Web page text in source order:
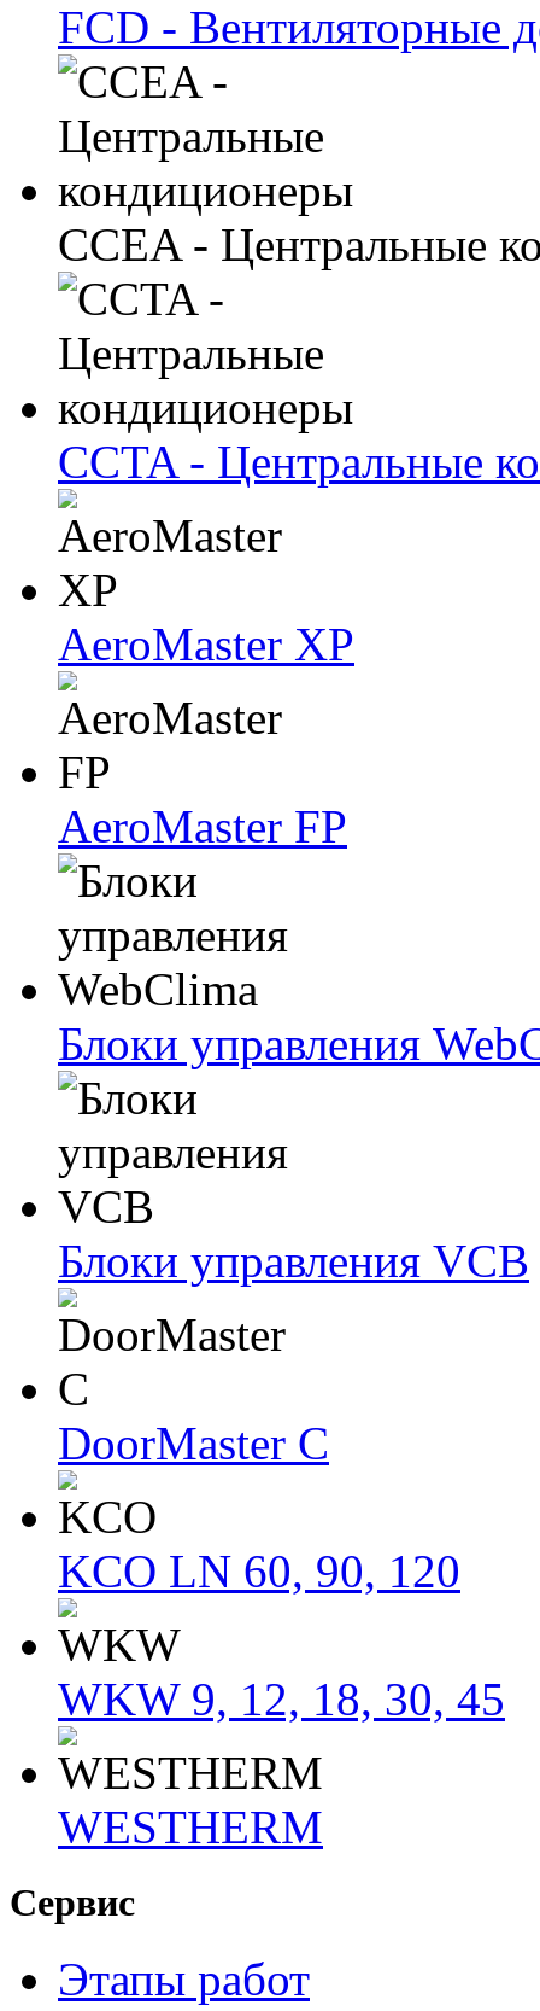
FCD - Вентиляторные
CCEA - Центральные
CCTA - Центральные
AeroMaster XP
AeroMaster FP
Блоки упрaвлeния
Блоки упрaвлeния VCB
DoorMaster C
KCO LN 60, 90, 120
WKW 9, 12, 18, 30, 45
WESTHERM
Сервис
Этапы работ